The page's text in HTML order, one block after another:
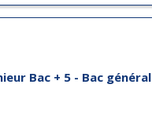
Bac + 5 - Bac général